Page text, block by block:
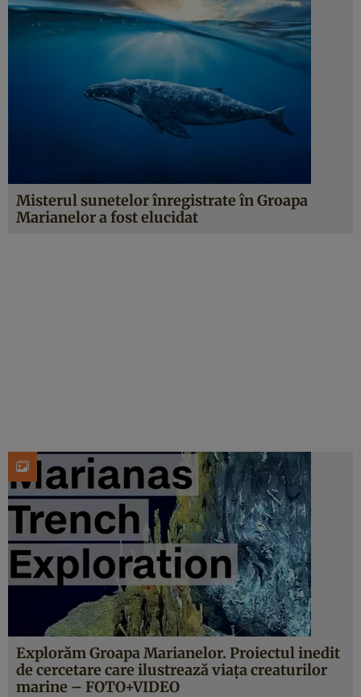
Misterul sunetelor înregistrate în Groapa
Marianelor a fost elucidat
Explorăm Groapa Marianelor. Proiectul inedit
de cercetare care ilustrează viaţa creaturilor
marine – FOTO+VIDEO